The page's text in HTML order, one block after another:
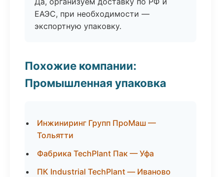
ЕАЭС, при необходимости —
экспортную упаковку.
Похожие компании:
Промышленная упаковка
Инжиниринг Групп ПроМаш —
Тольятти
Фабрика TechPlant Пак — Уфа
ПК Industrial TechPlant — Иваново